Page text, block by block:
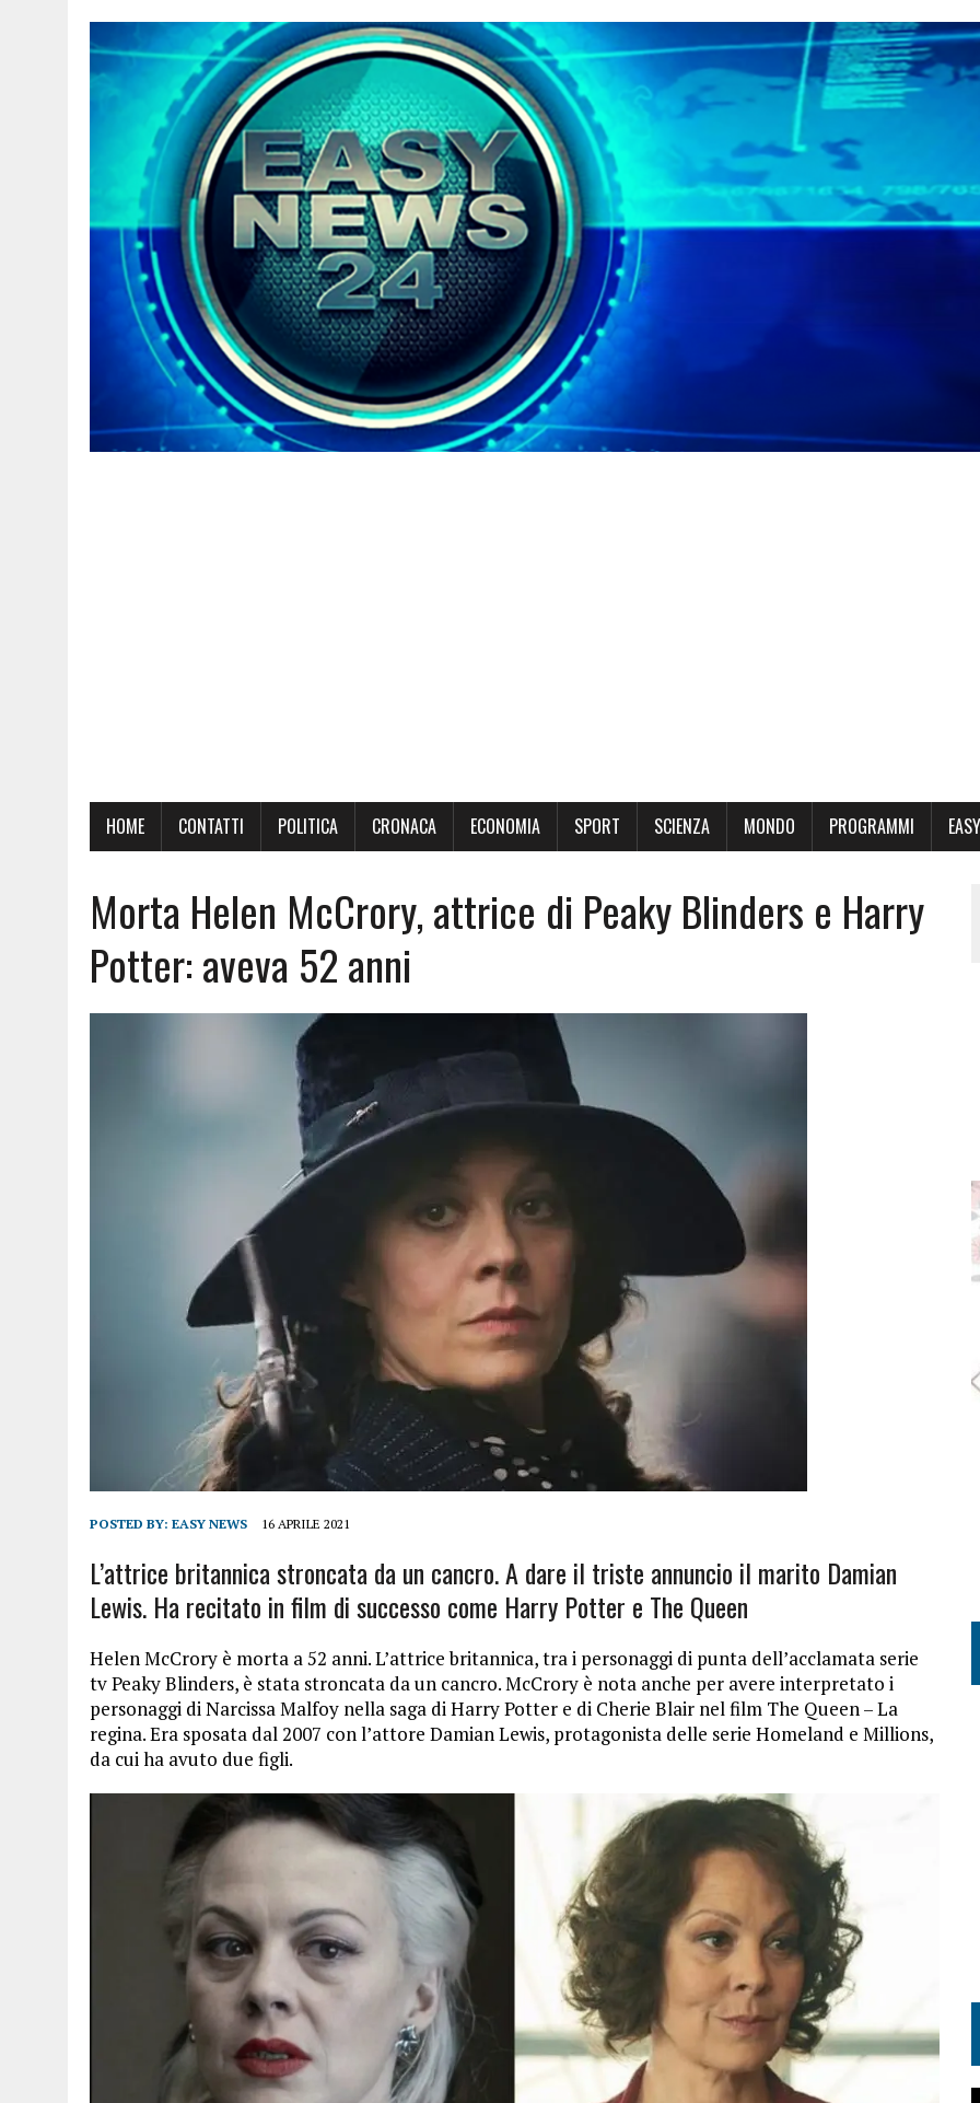
HOME CONTATTI POLITICA CRONACA ECONOMIA SPORT SCIENZA MONDO PROGRAMMI
Morta Helen McCrory, attrice di Peaky Blinders e Harry
Potter: aveva 52 anni
POSTED BY: EASY NEWS 16 APRILE 2021
L’attrice britannica stroncata da un cancro. A dare il triste annuncio il marito Damian
Lewis. Ha recitato in film di successo come Harry Potter e The Queen
Helen McCrory è morta a 52 anni. L’attrice britannica, tra i personaggi di punta dell’acclamata serie
tv Peaky Blinders, è stata stroncata da un cancro. McCrory è nota anche per avere interpretato i
personaggi di Narcissa Malfoy nella saga di Harry Potter e di Cherie Blair nel film The Queen – La
regina. Era sposata dal 2007 con l’attore Damian Lewis, protagonista delle serie Homeland e Millions,
da cui ha avuto due figli.